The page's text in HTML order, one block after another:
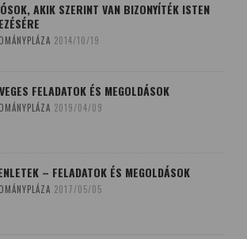
AKIK SZERINT VAN BIZONYÍTÉK ISTEN
2014/10/19
FELADATOK ÉS MEGOLDÁSOK
2019/04/09
– FELADATOK ÉS MEGOLDÁSOK
2017/05/05